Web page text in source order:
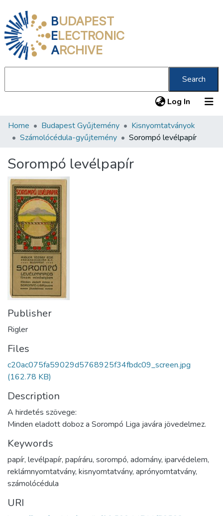
BUDAPEST
ELECTRONIC
ARCHIVE
Search
Log In (current)
Communities & Collections
Statistics
About us
Home Budapest Gyűjtemény
Kisnyomtatványok
Számolócédula-gyűjtemény
Sorompó levélpapír
Sorompó levélpapír
Publisher
Rigler
Files
c20ac075fa59029d5768925f34fbdc09_screen.jpg
(162.78 KB)
Description
A hirdetés szövege:
Minden eladott doboz a Sorompó Liga javára jövedelmez.
Keywords
papír, levélpapír, papíráru, sorompó, adomány, iparvédelem,
reklámnyomtatvány, kisnyomtatvány, aprónyomtatvány,
számolócédula
URI